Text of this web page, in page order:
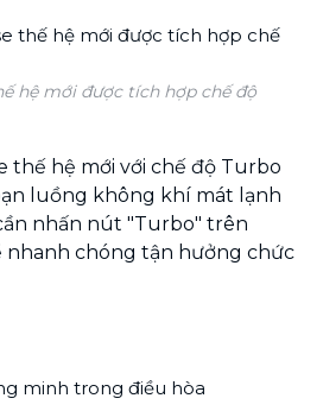
hệ mới được tích hợp chế độ
thế hệ mới với chế độ Turbo
luồng không khí mát lạnh
nhấn nút "Turbo" trên
nhanh chóng tận hưởng chức